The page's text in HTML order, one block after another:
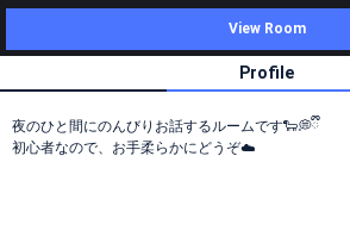
View Room
Profile
夜のひと間にのんびりお話するルームです🐑💭ྀི
初心者なので、お手柔らかにどうぞ☁️